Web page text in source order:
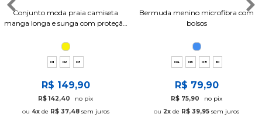
Conjunto moda praia camiseta
manga longa e sunga com proteção
01 02 03
R$ 149,90
R$ 142,40
no pix
4xde R$ 37,48sem juros
Bermuda menino microfibra com
bolsos
04 06 08 10
R$ 79,90
R$ 75,90
no pix
2x de R$ 39,95 sem juros